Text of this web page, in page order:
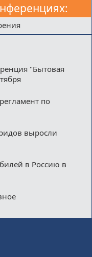
"Бытовая
по
выросли
в Россию в